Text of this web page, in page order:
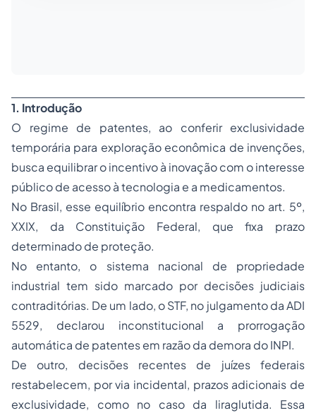
1. Introdução
O regime de patentes, ao conferir exclusividade
temporária para exploração econômica de invenções,
busca equilibrar o incentivo à inovação com o interesse
público de acesso à tecnologia e a medicamentos.
No Brasil, esse equilíbrio encontra respaldo no art. 5º,
XXIX, da Constituição Federal, que fixa prazo
determinado de proteção.
No entanto, o sistema nacional de propriedade
industrial tem sido marcado por decisões judiciais
contraditórias. De um lado, o STF, no julgamento da ADI
5529, declarou inconstitucional a prorrogação
automática de patentes em razão da demora do INPI.
De outro, decisões recentes de juízes federais
restabelecem, por via incidental, prazos adicionais de
exclusividade, como no caso da liraglutida. Essa